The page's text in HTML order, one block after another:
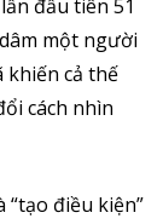
đầu tiên 51
một người
khiến cả thế
cách nhìn
“tạo điều kiện”